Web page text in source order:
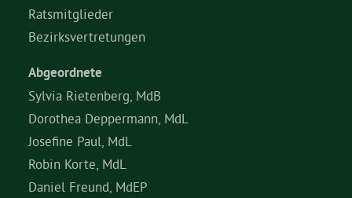
Kontakt
Ratsmitglieder
Bezirksvertretungen
Abgeordnete
Sylvia Rietenberg, MdB
Dorothea Deppermann, MdL
Josefine Paul, MdL
Robin Korte, MdL
Daniel Freund, MdEP